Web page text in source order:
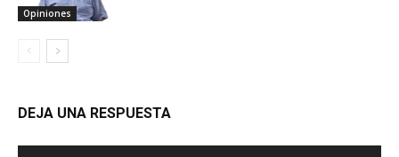
Opiniones
DEJA UNA RESPUESTA